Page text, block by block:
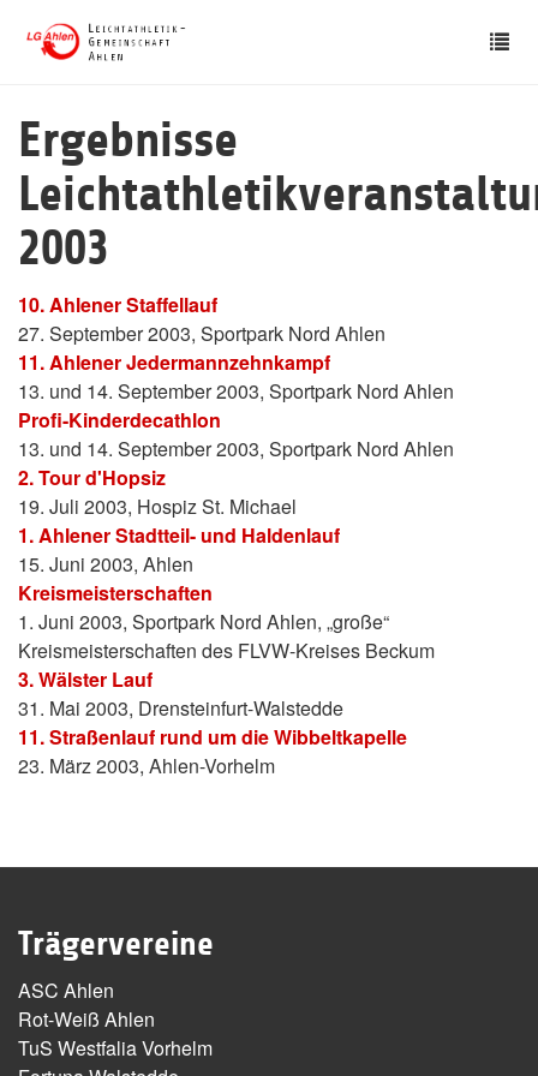
Ergebnisse
2003
10. Ahlener Staffellauf
27. September 2003, Sportpark Nord Ahlen
11. Ahlener Jedermannzehnkampf
13. und 14. September 2003, Sportpark Nord Ahlen
Profi-Kinderdecathlon
13. und 14. September 2003, Sportpark Nord Ahlen
2. Tour d'Hopsiz
19. Juli 2003, Hospiz St. Michael
1. Ahlener Stadtteil- und Haldenlauf
15. Juni 2003, Ahlen
Kreismeisterschaften
1. Juni 2003, Sportpark Nord Ahlen, „große“
Kreismeisterschaften des FLVW-Kreises Beckum
3. Wälster Lauf
31. Mai 2003, Drensteinfurt-Walstedde
11. Straßenlauf rund um die Wibbeltkapelle
23. März 2003, Ahlen-Vorhelm
Trägervereine
ASC Ahlen
Rot-Weiß Ahlen
TuS Westfalia Vorhelm